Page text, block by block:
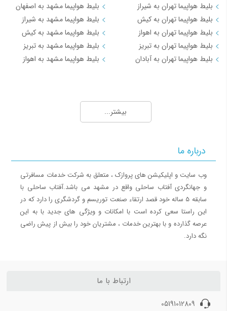
بلیط هواپیما تهران به شیراز
بلیط هواپیما تهران به کیش
بلیط هواپیما تهران به اهواز
بلیط هواپیما تهران به تبریز
بلیط هواپیما تهران به آبادان
بلیط هواپیما مشهد به اصفهان
بلیط هواپیما مشهد به شیراز
بلیط هواپیما مشهد به کیش
بلیط هواپیما مشهد به تبریز
بلیط هواپیما مشهد به اهواز
بلیط هواپیما کیش به تهران
بلیط هواپیما کیش به اهواز
بلیط هواپیما کیش به بندرعباس
مسیرهای منتخب بلیط هواپیما و چارتر 4
بلیط هواپیما اهواز به تهران
بلیط هواپیما اهواز به مشهد
بلیط هواپیما اصفهان به تهران
بیشتر...
درباره ما
وب سایت و اپلیکیشن های پروازک ، متعلق به شرکت خدمات مسافرتی
و جهانگردی آفتاب ساحلی واقع در مشهد می باشد.آفتاب ساحلی با
سابقه 5 ساله خود قصد ارتقاء صنعت توریسم و گردشگری را دارد که در
این راستا سعی کرده است با امکانات و ویژگی های جدید با به این
عرصه گذارده و با بهترین خدمات ، مشتریان خود را بیش از پیش راضی
نگه دارد.
ارتباط با ما
05191012809